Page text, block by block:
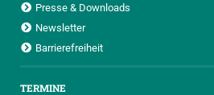
Presse & Downloads
Newsletter
Barrierefreiheit
TERMINE